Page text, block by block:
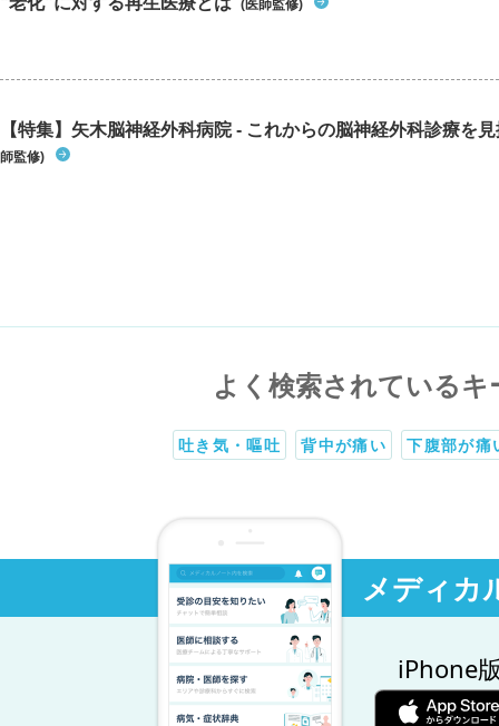
(医師監修)
【特集】矢木脳神経外科病院 - これからの脳神経外科診療を
師監修)
よく検索されているキ
吐き気・嘔吐 背中が痛い 下腹部が痛
メディカ
iPhone